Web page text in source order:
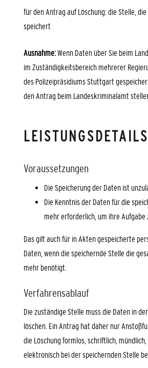
für den Antrag auf Löschung: die Stelle,
speichert
Ausnahme:Wenn Daten über Sie beim
im Zuständigkeitsbereich mehrerer
des Polizeipräsidiums Stuttgart
den Antrag beim Landeskriminalamt
LEISTUNGSDETAILS
Voraussetzungen
Die Speicherung der Daten ist
Die Kenntnis der Daten für die
mehr erforderlich, um ihre Aufgabe
Das gilt auch für in Akten gespeicherte
Daten, wenn die speichernde Stelle die
mehr benötigt.
Verfahrensablauf
Die zuständige Stelle muss die Daten in
löschen. Ein Antrag hat daher nur
die Löschung formlos, schriftlich,
elektronisch bei der speichernden Stelle